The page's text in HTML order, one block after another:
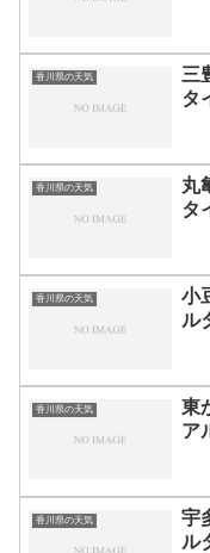
香川県の天気
三
タ
香川県の天気
丸
タ
香川県の天気
小
ル
香川県の天気
東
ア
香川県の天気
宇
ル